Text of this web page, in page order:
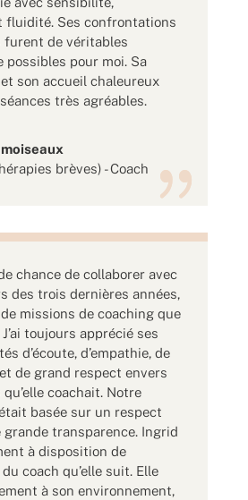
fluidité. Ses confrontations
furent de véritables
possibles pour moi. Sa
son accueil chaleureux
très agréables.
brèves) - Coach
chance de collaborer avec
des trois dernières années,
missions de coaching que
toujours apprécié ses
d’écoute, d’empathie, de
de grand respect envers
coachait. Notre
basée sur un respect
transparence. Ingrid
à disposition de
coach qu’elle suit. Elle
à son environnement,